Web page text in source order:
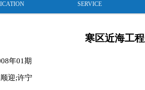
SERVICE
寒区近海工
年01期
顺迎;许宁